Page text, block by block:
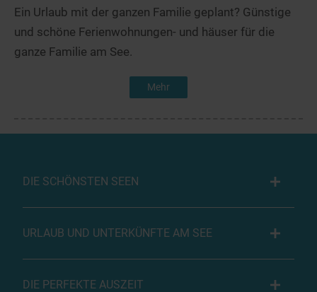
Ein Urlaub mit der ganzen Familie geplant? Günstige
und schöne Ferienwohnungen- und häuser für die
ganze Familie am See.
Mehr
DIE SCHÖNSTEN SEEN
URLAUB UND UNTERKÜNFTE AM SEE
DIE PERFEKTE AUSZEIT